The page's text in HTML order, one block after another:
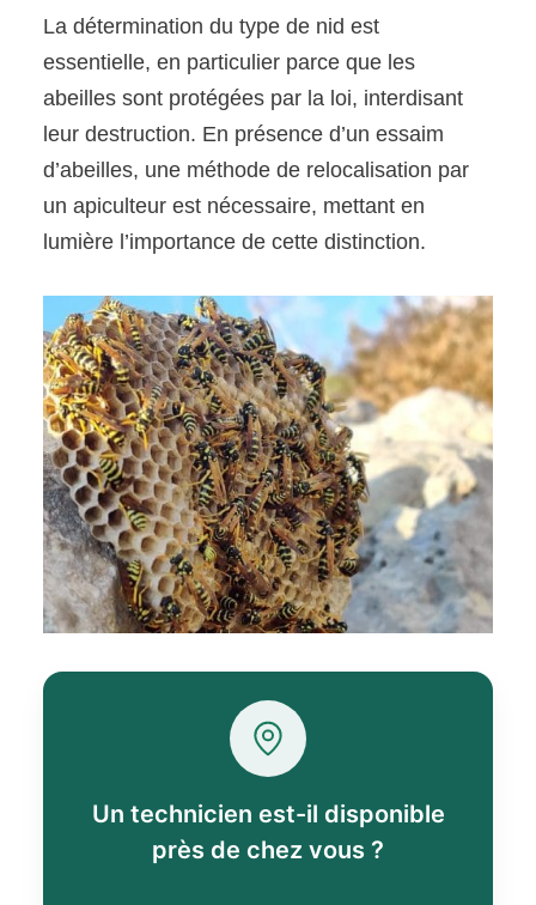
La détermination du type de nid est
essentielle, en particulier parce que les
abeilles sont protégées par la loi, interdisant
leur destruction. En présence d’un essaim
d’abeilles, une méthode de relocalisation par
un apiculteur est nécessaire, mettant en
lumière l’importance de cette distinction.
Un technicien est-il disponible
près de chez vous ?